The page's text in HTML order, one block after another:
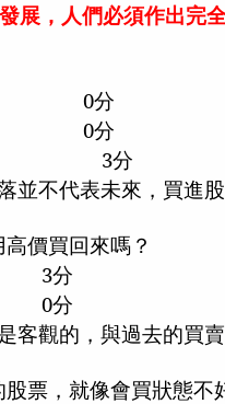
展，人們必須作出完全
0分
0分
3分
並不代表未來，買進
價買回來嗎？
3分
0分
客觀的，與過去的買賣
票，就像會買狀態不